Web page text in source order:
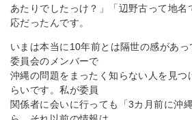
あたりでしたっけ？」「辺野古って地名
応だったんです。
いまは本当に10年前とは隔世の感があ
委員会のメンバーで
沖縄の問題をまったく知らない人を見つ
らいです。私が委員
関係者に会いに行っても「3カ月前に沖